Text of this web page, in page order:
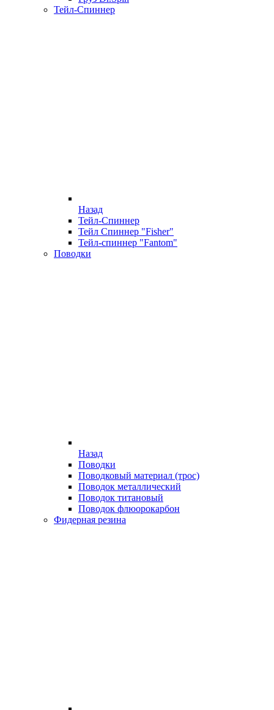
Тейл-Спиннер
Назад
Тейл-Спиннер
Тейл Спиннер "Fisher"
Тейл-спиннер "Fantom"
Поводки
Назад
Поводки
Поводковый материал (трос)
Поводок металлический
Поводок титановый
Поводок флюорокарбон
Фидерная резина